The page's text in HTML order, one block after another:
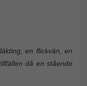
en flickvän, en
då en stående